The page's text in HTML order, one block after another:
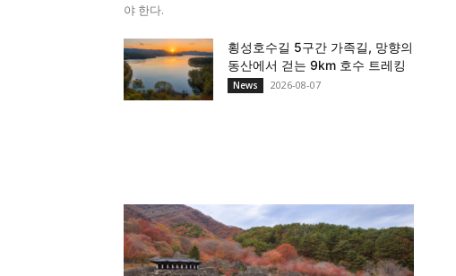
야 한다.
횡성호수길 5구간 가족길, 망향의
동산에서 걷는 9km 호수 트레킹
News 2026-08-07